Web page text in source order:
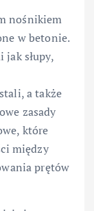
nośnikiem
w betonie.
jak słupy,
a także
zasady
które
między
prętów